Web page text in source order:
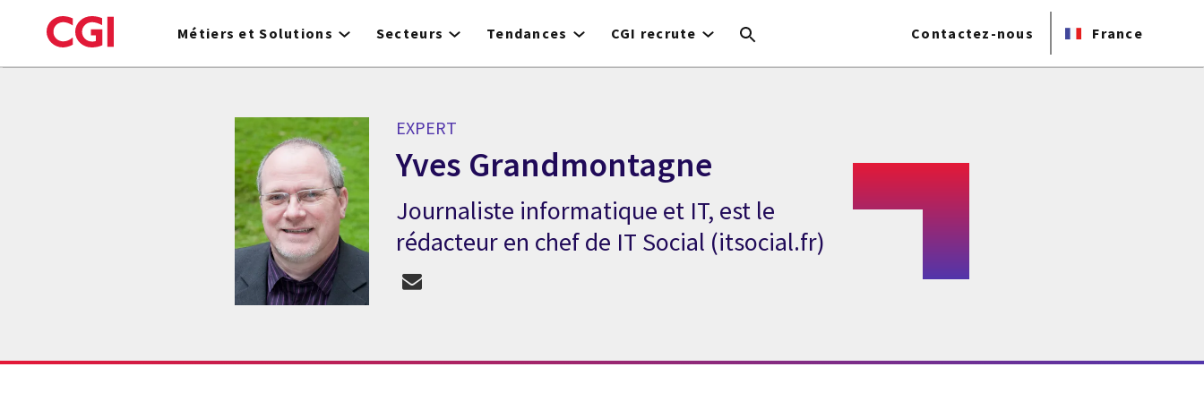
to
Métiers et Solutions Secteurs Tendances CGI recrute Contactez-nous France
EXPERT
Yves Grandmontagne
Expert Yves Grandmontagne
Journaliste informatique et IT, est le
rédacteur en chef de IT Social (itsocial.fr)